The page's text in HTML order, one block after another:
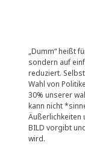
„Dumm“ heißt
sondern auf
reduziert.
Wahl von
30% unserer
kann nicht
Äußerlichkeiten
BILD vorgibt
wird.